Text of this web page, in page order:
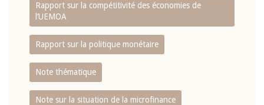
Rapport sur la compétitivité des économies de
l‘UEMOA
Rapport sur la politique monétaire
Note thématique
Note sur la situation de la microfinance